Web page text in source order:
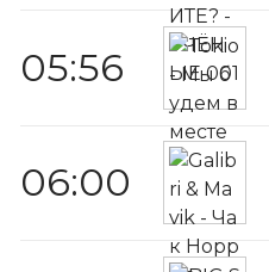
05:56
06:00